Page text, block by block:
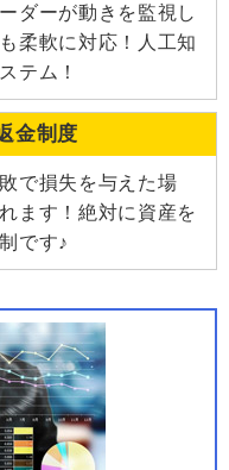
ダーが動きを監視し
柔軟に対応！人工知
テム！
金制度
で損失を与えた場
ます！絶対に資産を
です♪